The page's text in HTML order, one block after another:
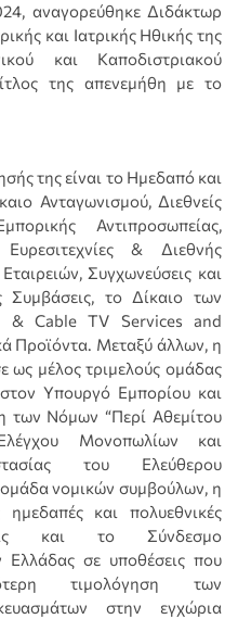
αναγορεύθηκε Διδάκτωρ
και Ιατρικής Ηθικής της
και Καποδιστριακού
της απενεμήθη με το
της είναι το Ημεδαπό και
Ανταγωνισμού, Διεθνείς
Αντιπροσωπείας,
& Διεθνής
Συγχωνεύσεις και
Συμβάσεις, το Δίκαιο των
& Cable TV Services and
Προϊόντα. Μεταξύ άλλων, η
ως μέλος τριμελούς ομάδας
Υπουργό Εμπορίου και
των Νόμων “Περί Αθεμίτου
Μονοπωλίων και
του Ελεύθερου
ομάδα νομικών συμβούλων, η
και πολυεθνικές
και το Σύνδεσμο
Ελλάδας σε υποθέσεις που
τιμολόγηση των
στην εγχώρια